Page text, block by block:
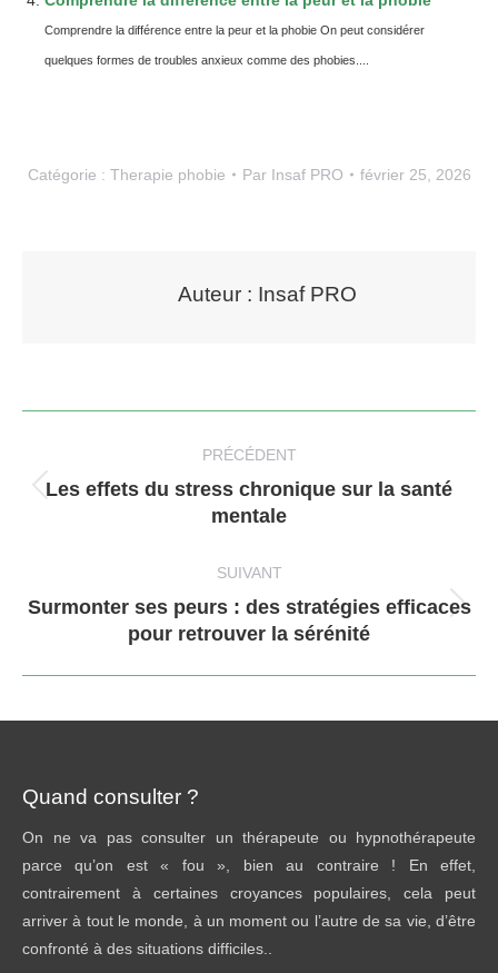
Comprendre la différence entre la peur et la phobie On peut considérer
quelques formes de troubles anxieux comme des phobies....
Catégorie : Therapie phobie Par Insaf PRO février 25, 2026
Auteur : Insaf PRO
PRÉCÉDENT
Article
précédent
Les effets du stress chronique sur la santé
mentale
SUIVANT
Article
suivant
:
Surmonter ses peurs : des stratégies efficaces
pour retrouver la sérénité
Quand consulter ?
On ne va pas consulter un thérapeute ou hypnothérapeute
parce qu’on est « fou », bien au contraire ! En effet,
contrairement à certaines croyances populaires, cela peut
arriver à tout le monde, à un moment ou l’autre de sa vie, d’être
confronté à des situations difficiles..